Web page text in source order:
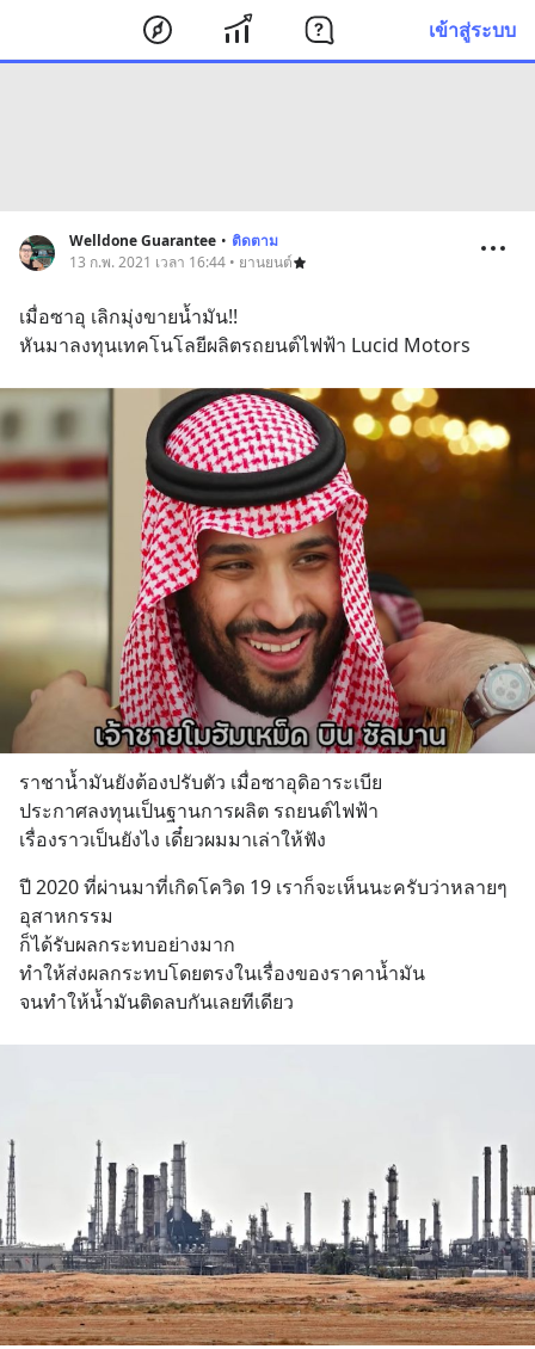
เข้าสู่ระบบ
Welldone Guarantee • ติดตาม
13 ก.พ. 2021 เวลา 16:44 • ยานยนต์
เมื่อซาอุ เลิกมุ่งขายน้ำมัน!!
หันมาลงทุนเทคโนโลยีผลิตรถยนต์ไฟฟ้า Lucid Motors
ราชาน้ำมันยังต้องปรับตัว เมื่อซาอุดิอาระเบีย
ประกาศลงทุนเป็นฐานการผลิต รถยนต์ไฟฟ้า
เรื่องราวเป็นยังไง เดี๋ยวผมมาเล่าให้ฟัง
ปี 2020 ที่ผ่านมาที่เกิดโควิด 19 เราก็จะเห็นนะครับว่าหลายๆ
อุสาหกรรม
ก็ได้รับผลกระทบอย่างมาก
ทำให้ส่งผลกระทบโดยตรงในเรื่องของราคาน้ำมัน
จนทำให้น้ำมันติดลบกันเลยทีเดียว